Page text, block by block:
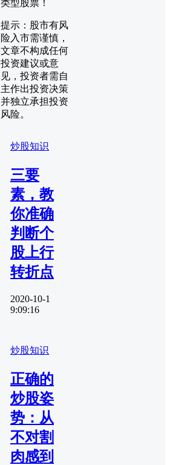
类型股票！
提示：股市有风
险入市需谨慎，
文章不构成任何
投资建议或意
见，投资者需自
主作出投资决策
并独立承担投资
风险。
炒股知识
三要
素，教
你准确
判断个
股上行
转折点
2020-10-1
9:09:16
炒股知识
正确的
炒股姿
势：从
不对割
肉感到